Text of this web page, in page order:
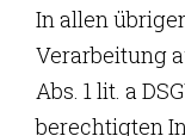
In allen
Verarbeitung
Abs. 1 lit. a
berechtigten